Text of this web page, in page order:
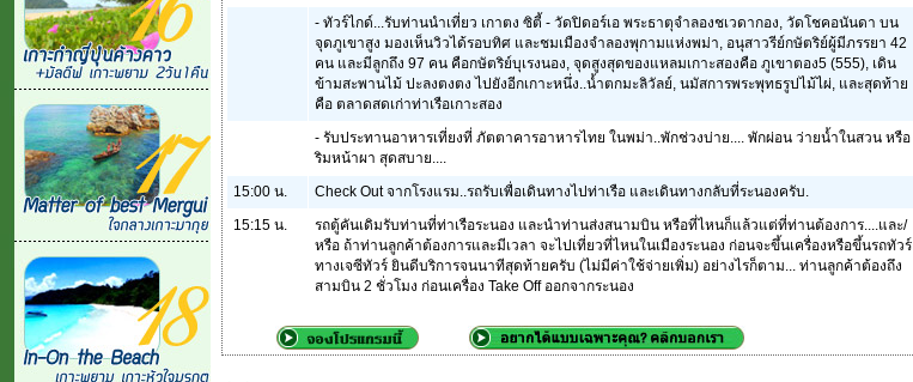
- ทัวร์ไกด์...รับท่านนำเที่ยว เกาตง ซิตี้ - วัดปิดอร์เอ พระธาตุจำลองชเวดากอง, วัดโชคอนันดา บน
จุดภูเขาสูง มองเห็นวิวได้รอบทิศ และชมเมืองจำลองพุกามแห่งพม่า, อนุสาวรีย์กษัตริย์ผู้มีภรรยา 42
คน และมีลูกถึง 97 คน คือกษัตริย์บุเรงนอง, จุดสูงสุดของแหลมเกาะสองคือ ภูเขาตอง5 (555), เดิน
ข้ามสะพานไม้ ปะลงตงตง ไปยังอีกเกาะหนึ่ง..น้ำตกมะลิวัลย์, นมัสการพระพุทธรูปไม้ไผ่, และสุดท้าย
คือ ตลาดสดเก่าท่าเรือเกาะสอง
- รับประทานอาหารเที่ยงที่ ภัตตาคารอาหารไทย ในพม่า..พักช่วงบ่าย.... พักผ่อน ว่ายน้ำในสวน หรือ
ริมหน้าผา สุดสบาย....
15:00 น.
Check Out จากโรงแรม..รถรับเพื่อเดินทางไปท่าเรือ และเดินทางกลับที่ระนองครับ.
15:15 น.
รถตู้คันเดิมรับท่านที่ท่าเรือระนอง และนำท่านส่งสนามบิน หรือที่ไหนก็แล้วแต่ที่ท่านต้องการ....และ/
หรือ ถ้าท่านลูกค้าต้องการและมีเวลา จะไปเที่ยวที่ไหนในเมืองระนอง ก่อนจะขึ้นเครื่องหรือขึ้นรถทัวร์
ทางเจซีทัวร์ ยินดีบริการจนนาทีสุดท้ายครับ (ไม่มีค่าใช้จ่ายเพิ่ม) อย่างไรก็ตาม... ท่านลูกค้าต้องถึง
สามบิน 2 ชั่วโมง ก่อนเครื่อง Take Off ออกจากระนอง